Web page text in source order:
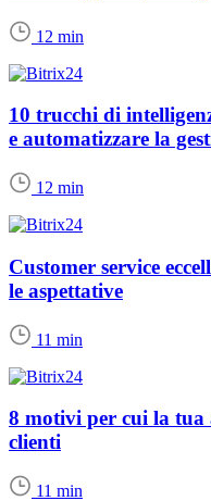
12 min
10 trucchi di
e automatizzare la
12 min
Customer service
le aspettative
11 min
8 motivi per cui la tua
clienti
11 min